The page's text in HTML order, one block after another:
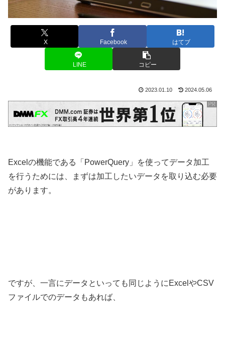
X Facebook はてブ
LINE コピー
2023.01.10 2024.05.06
Excelの機能である「PowerQuery」を使ってデータ加工
を行うためには、まずは加工したいデータを取り込む必要
があります。
ですが、一言にデータといっても同じようにExcelやCSV
ファイルでのデータもあれば、